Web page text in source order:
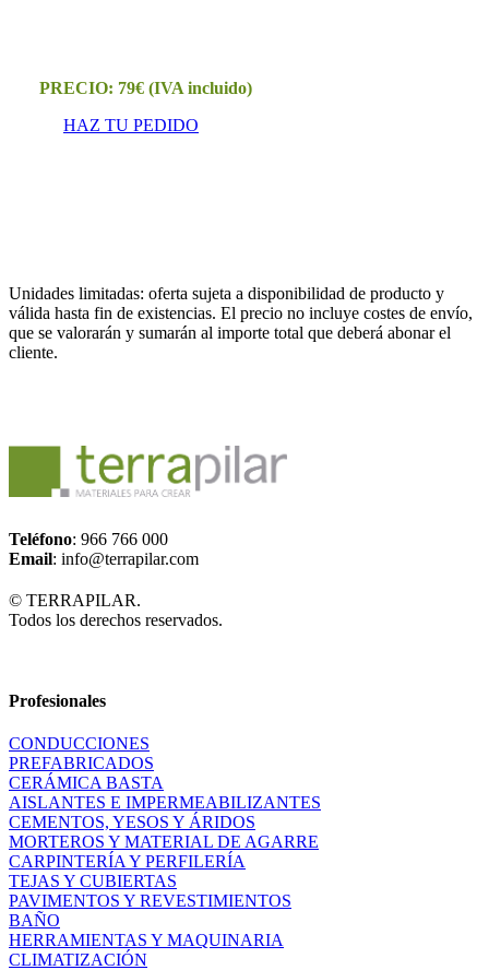
PRECIO: 79€ (IVA incluido)
HAZ TU PEDIDO
Unidades limitadas: oferta sujeta a disponibilidad de producto y
válida hasta fin de existencias. El precio no incluye costes de envío,
que se valorarán y sumarán al importe total que deberá abonar el
cliente.
Teléfono: 966 766 000
Email: info@terrapilar.com
© TERRAPILAR.
Todos los derechos reservados.
Profesionales
CONDUCCIONES
PREFABRICADOS
CERÁMICA BASTA
AISLANTES E IMPERMEABILIZANTES
CEMENTOS, YESOS Y ÁRIDOS
MORTEROS Y MATERIAL DE AGARRE
CARPINTERÍA Y PERFILERÍA
TEJAS Y CUBIERTAS
PAVIMENTOS Y REVESTIMIENTOS
BAÑO
HERRAMIENTAS Y MAQUINARIA
CLIMATIZACIÓN